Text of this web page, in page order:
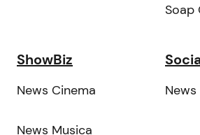
Soap
ShowBiz
News Cinema
News Musica